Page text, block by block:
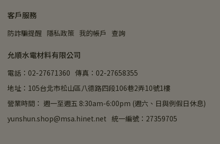
客戶服務
防詐騙提醒 隱私政策 我的帳戶 查詢
允順水電材料有限公司
電話：02-27671360 傳真：02-27658355
地址：105台北市松山區八德路四段106巷2弄10號1樓
營業時間： 週一至週五 8:30am-6:00pm (週六、日與例假日休息)
yunshun.shop@msa.hinet.net 統一編號：27359705